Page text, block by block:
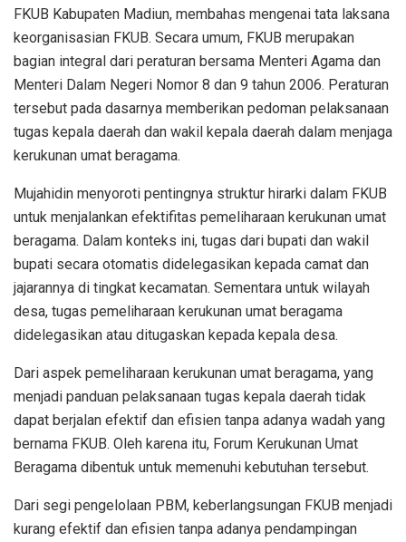
FKUB Kabupaten Madiun, membahas mengenai tata laksana
keorganisasian FKUB. Secara umum, FKUB merupakan
bagian integral dari peraturan bersama Menteri Agama dan
Menteri Dalam Negeri Nomor 8 dan 9 tahun 2006. Peraturan
tersebut pada dasarnya memberikan pedoman pelaksanaan
tugas kepala daerah dan wakil kepala daerah dalam menjaga
kerukunan umat beragama.
Mujahidin menyoroti pentingnya struktur hirarki dalam FKUB
untuk menjalankan efektifitas pemeliharaan kerukunan umat
beragama. Dalam konteks ini, tugas dari bupati dan wakil
bupati secara otomatis didelegasikan kepada camat dan
jajarannya di tingkat kecamatan. Sementara untuk wilayah
desa, tugas pemeliharaan kerukunan umat beragama
didelegasikan atau ditugaskan kepada kepala desa.
Dari aspek pemeliharaan kerukunan umat beragama, yang
menjadi panduan pelaksanaan tugas kepala daerah tidak
dapat berjalan efektif dan efisien tanpa adanya wadah yang
bernama FKUB. Oleh karena itu, Forum Kerukunan Umat
Beragama dibentuk untuk memenuhi kebutuhan tersebut.
Dari segi pengelolaan PBM, keberlangsungan FKUB menjadi
kurang efektif dan efisien tanpa adanya pendampingan